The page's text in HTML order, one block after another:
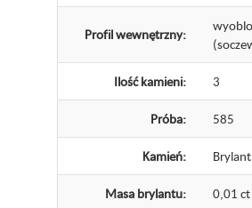
Profil wewnętrzny:
Ilość kamieni: 3
Próba: 585
Kamień:
Masa brylantu: 0,01 ct